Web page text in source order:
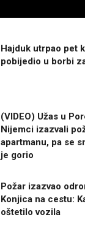
Hajduk utrpao pet
pobijedio u borbi
(VIDEO) Užas u
Nijemci izazvali
apartmanu, pa se
je gorio
Požar izazvao
Konjica na cestu:
oštetilo vozila